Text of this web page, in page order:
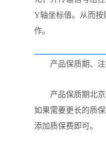
Y轴坐标值。从而
作。
产品保质期、注
产品保质期北京
如果需要更长的质
添加质保费即可。